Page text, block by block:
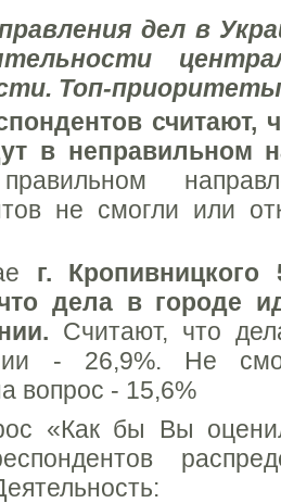
дел в
Топ-
считают,
в неправильном
не смогли или
г. Кропивницкого
дела в городе
Считают, что
- 26,9%.
Не
вопрос - 15,6%
«Как бы Вы